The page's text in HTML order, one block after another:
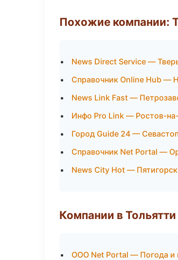
Похожие компании:
News Direct Service —
Справочник Online Hub —
News Link Fast —
Инфо Pro Link — Ростов-
Город Guide 24 —
Справочник Net Portal —
News City Hot — Пятигорск
Компании в Тольятти
ООО Net Portal — Погода и